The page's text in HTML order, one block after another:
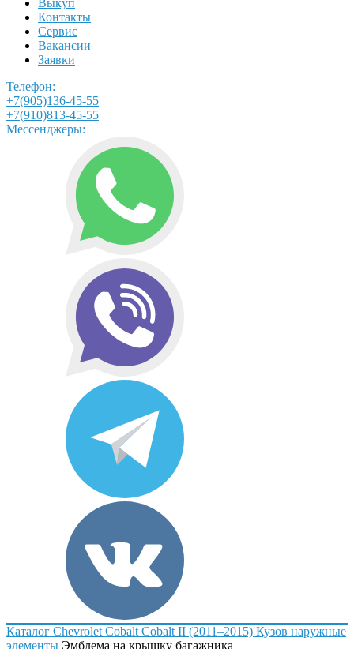
Выкуп
Контакты
Сервис
Вакансии
Заявки
Телефон:
+7(905)136-45-55
+7(910)813-45-55
Мессенджеры:
Каталог Chevrolet Cobalt Cobalt II (2011–2015) Кузов наружные
элементы Эмблема на крышку багажника